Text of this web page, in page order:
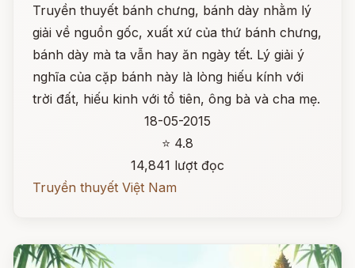
Truyền thuyết bánh chưng, bánh dày nhằm lý
giải về nguồn gốc, xuất xứ của thứ bánh chưng,
bánh dày mà ta vẫn hay ăn ngày tết. Lý giải ý
nghĩa của cặp bánh này là lòng hiếu kính với
trời đất, hiếu kinh với tổ tiên, ông bà và cha mẹ.
18-05-2015
⭐ 4.8
14,841 lượt đọc
Truyền thuyết Việt Nam